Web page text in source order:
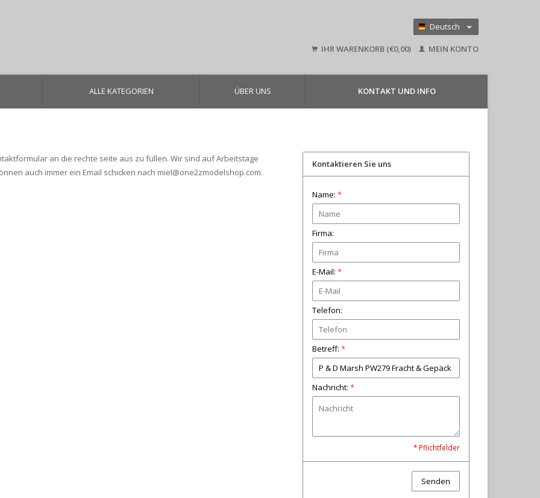
Deutsch
English
IHR WARENKORB (€0,00) MEIN KONTO
ALLE KATEGORIEN ÜBER UNS KONTAKT UND INFO
an die rechte seite aus zu füllen. Wir sind auf Arbeitstage
auch immer ein Email schicken nach miel@one2zmodelshop.com.
Kontaktieren Sie uns
Name: *
Firma:
E-Mail: *
Telefon:
Betreff: *
Nachricht: *
* Pflichtfelder
Senden